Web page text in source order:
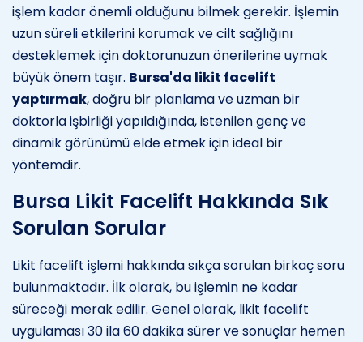
işlem kadar önemli olduğunu bilmek gerekir. İşlemin
uzun süreli etkilerini korumak ve cilt sağlığını
desteklemek için doktorunuzun önerilerine uymak
büyük önem taşır. Bursa'da likit facelift
yaptırmak, doğru bir planlama ve uzman bir
doktorla işbirliği yapıldığında, istenilen genç ve
dinamik görünümü elde etmek için ideal bir
yöntemdir.
Bursa Likit Facelift Hakkında Sık
Sorulan Sorular
Likit facelift işlemi hakkında sıkça sorulan birkaç soru
bulunmaktadır. İlk olarak, bu işlemin ne kadar
süreceği merak edilir. Genel olarak, likit facelift
uygulaması 30 ila 60 dakika sürer ve sonuçlar hemen